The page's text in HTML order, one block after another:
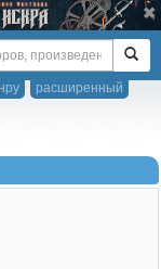
расширенный